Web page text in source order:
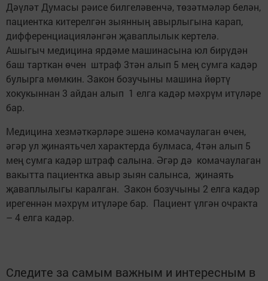
Дәүләт Думасы рәисе билгеләвенчә, төзәтмәләр белән,
пациентка китерелгән зыянның авырлыгына карап,
дифференциацияләнгән җаваплылык кертелә.
Ашыгыч медицина ярдәме машинасына юл бирүдән
баш тарткан өчен штраф 3тән алып 5 мең сумга кадәр
булырга мөмкин. Закон бозучыны машина йөртү
хокукыннан 3 айдан алып 1 елга кадәр мәхрүм итүләре
бар.
Медицина хезмәткәрләре эшенә комачаулаган өчен,
әгәр ул җинаятьчел характерда булмаса, 4тән алып 5
мең сумга кадәр штраф салына. Әгәр дә комачаулаган
вакытта пациентка авыр зыян салынса, җинаять
җаваплылыгы каралган. Закон бозучыны 2 елга кадәр
ирегеннән мәхрүм итүләре бар. Пациент үлгән очракта
– 4 елга кадәр.
Следите за самым важным и интересным в